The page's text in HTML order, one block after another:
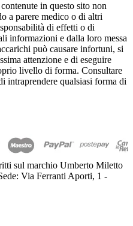
in questo sito non
a parere medico o di altri
di effetti o di
informazioni e dalla loro messa
può causare infortuni, si
attenzione e di eseguire
livello di forma. Consultare
intraprendere qualsiasi forma di
sul marchio Umberto Miletto
Via Ferranti Aporti, 1 -